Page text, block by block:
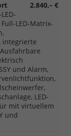
PTB/PTC/
nicht
Loft,
Liftback/
2.840,– €
LED-Matrix-
integrierte
und Alarm,
LED-
mit virtuellem
und